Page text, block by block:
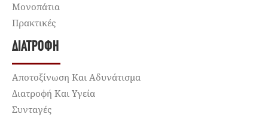
Μονοπάτια
Πρακτικές
ΔΙΑΤΡΟΦΉ
Αποτοξίνωση Και Αδυνάτισμα
Διατροφή Και Υγεία
Συνταγές